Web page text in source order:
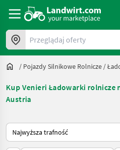
Przeglądaj oferty
/ Pojazdy Silnikowe Rolnicze /
Kup Venieri Ładowarki rolnicze
Austria
Tak sortuje się na Landwirt.com